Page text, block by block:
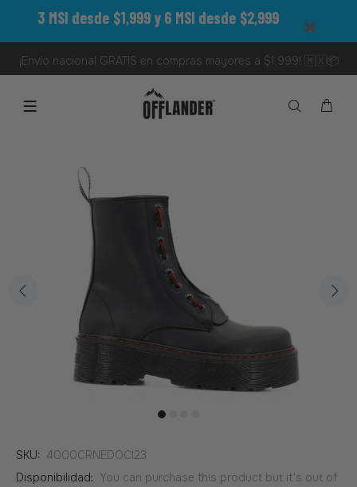
3 MSI desde $1,999 y 6 MSI desde $2,999
¡Envío nacional GRATIS en compras mayores a $1,999! 🇲🇽📦
SKU: 4000CRNEDOCI23
Disponibilidad: You can purchase this product but it's out of